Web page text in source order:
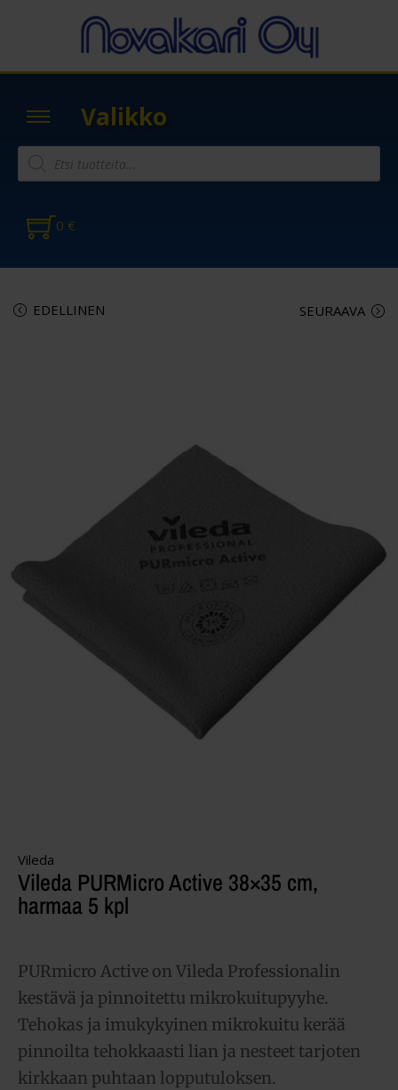
Valikko
0 €
EDELLINEN SEURAAVA
Vileda
Vileda PURMicro Active 38×35 cm,
harmaa 5 kpl
PURmicro Active on Vileda Professionalin
kestävä ja pinnoitettu mikrokuitupyyhe.
Tehokas ja imukykyinen mikrokuitu kerää
pinnoilta tehokkaasti lian ja nesteet tarjoten
kirkkaan puhtaan lopputuloksen.